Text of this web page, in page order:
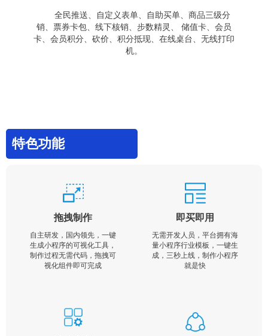
全民推送、自定义表单、自助买单、商品三级分
销、票券卡包、线下核销、步数精灵、 储值卡、会员
卡、会员积分、砍价、积分抵现、在线桌台、无线打印
机。
特色功能
拖拽制作
自主研发，国内领先，一键
生成小程序的可视化工具，
制作过程无需代码，拖拽可
视化组件即可完成
即买即用
无需开发人员，平台拥有海
量小程序行业模板，一键生
成，三秒上线，制作小程序
就是快